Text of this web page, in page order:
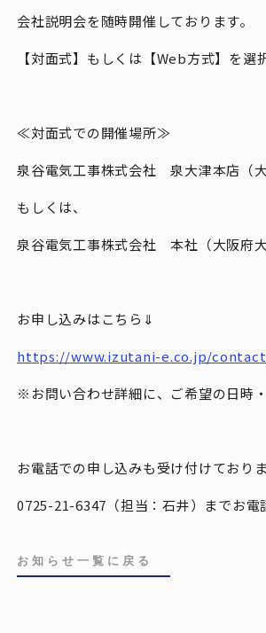
会社説明会を随時開催しております。
【対面式】もしくは【Web方式】を選
≪対面式での開催場所≫
泉谷電気工事株式会社 泉大津本店（
もしくは、
泉谷電気工事株式会社 本社（大阪府
お申し込みはこちら⇓
https://www.izutani-e.co.jp/
※お問い合わせ詳細に、ご希望の日時
お電話での申し込みも受け付けておりま
0725-21-6347（担当：石井）までお電
お知らせ一覧に戻る